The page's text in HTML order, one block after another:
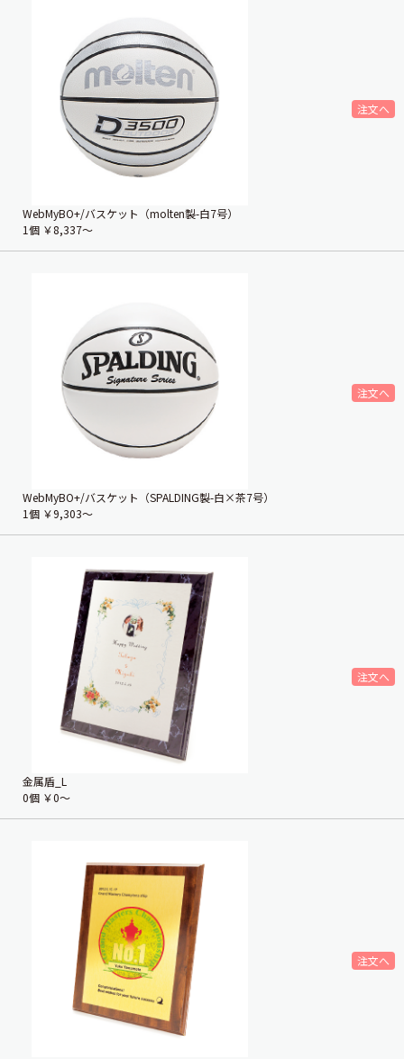
WebMyBO+/バスケット（molten製-白7号）
1個 ￥8,337〜
WebMyBO+/バスケット（SPALDING製-白×茶7号）
1個 ￥9,303〜
金属盾_L
0個 ￥0〜